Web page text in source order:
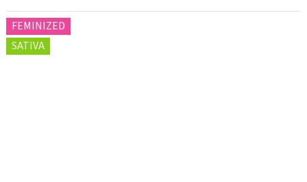
FEMINIZED
SATIVA